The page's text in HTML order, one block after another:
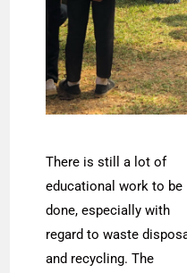
There is still a lot of
educational work to be
done, especially with
regard to waste
and recycling. The